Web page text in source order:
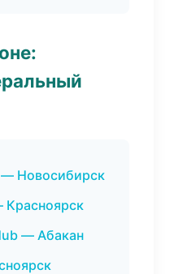
— Новосибирск
Красноярск
— Абакан